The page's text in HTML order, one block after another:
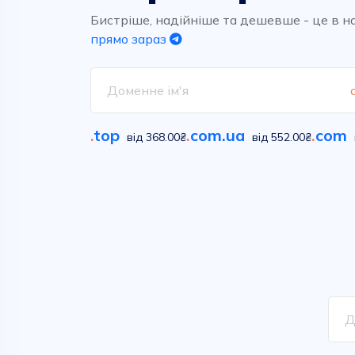
Бистріше, надійніше та дешевше - це в
прямо зараз
.top від 368.00₴.com.ua від 552.00₴.com
Обирайте вільні імена у
сотнях класичних та новітніх
домених зон